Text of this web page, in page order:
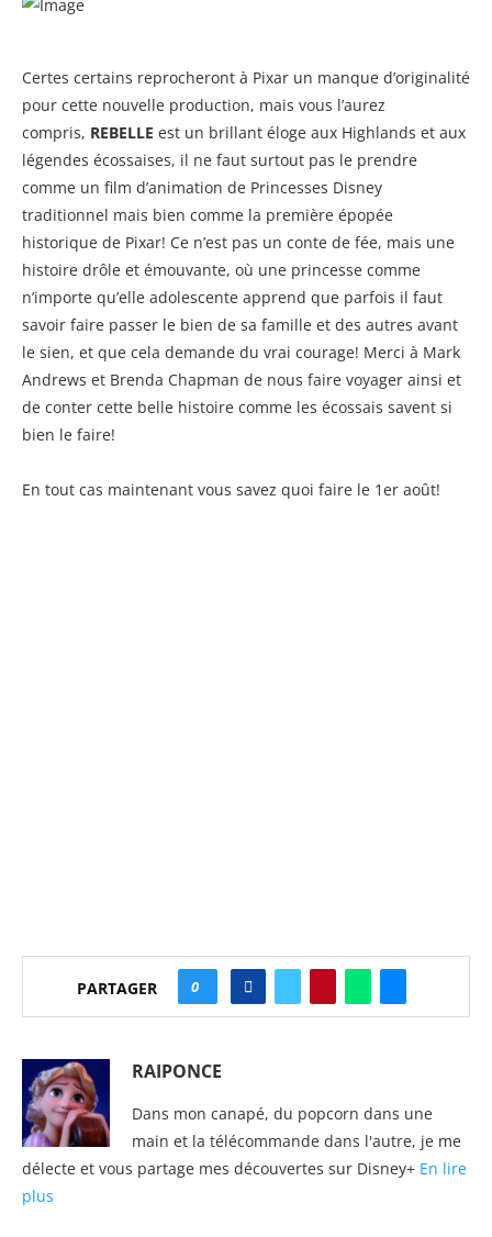
Certes certains reprocheront à Pixar un manque d’originalité
pour cette nouvelle production, mais vous l’aurez
compris, REBELLE est un brillant éloge aux Highlands et aux
légendes écossaises, il ne faut surtout pas le prendre
comme un film d’animation de Princesses Disney
traditionnel mais bien comme la première épopée
historique de Pixar! Ce n’est pas un conte de fée, mais une
histoire drôle et émouvante, où une princesse comme
n’importe qu’elle adolescente apprend que parfois il faut
savoir faire passer le bien de sa famille et des autres avant
le sien, et que cela demande du vrai courage! Merci à Mark
Andrews et Brenda Chapman de nous faire voyager ainsi et
de conter cette belle histoire comme les écossais savent si
bien le faire!
En tout cas maintenant vous savez quoi faire le 1er août!
PARTAGER 0
RAIPONCE
Dans mon canapé, du popcorn dans une
main et la télécommande dans l'autre, je me
délecte et vous partage mes découvertes sur Disney+ En lire
plus